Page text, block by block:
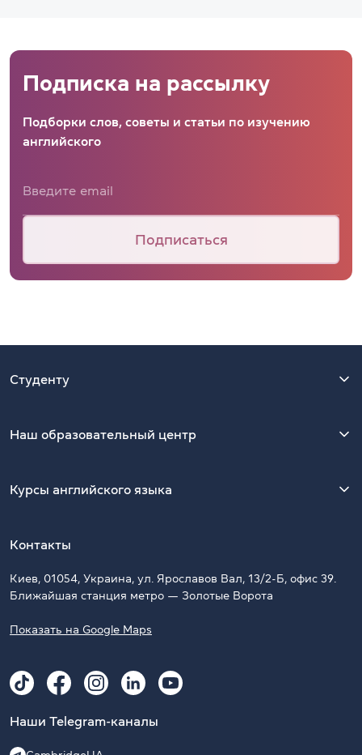
Подписка на рассылку
Подборки слов, советы и статьи по изучению
английского
Подписаться
Студенту
Наш образовательный центр
Курсы английского языка
Контакты
Киев, 01054, Украина, ул. Ярославов Вал, 13/2-Б, офис 39.
Ближайшая станция метро — Золотые Ворота
Показать на Google Maps
Наши Telegram-каналы